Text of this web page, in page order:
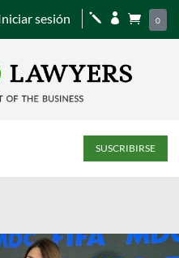
sesión j   0
SUSCRIBIRSE